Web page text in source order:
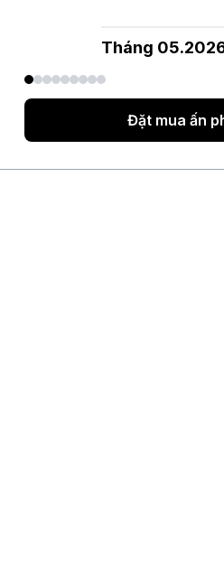
Lo ngại an ninh mạng
2 ngày
SoftBank ghi nhận
Intel, vượt mọi dự báo
chặt chi tiêu
Tháng
Đặt mua ấn